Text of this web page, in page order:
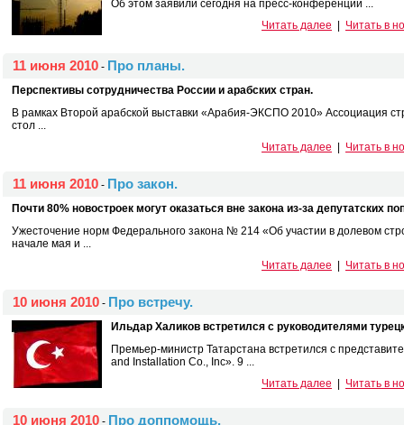
Об этом заявили сегодня на пресс-конференции ...
Читать далее
Читать в
11 июня 2010 - Про планы.
Перспективы сотрудничества России и арабских стран.
В рамках Второй арабской выставки «Арабия-ЭКСПО 2010» Ассоциация
стол ...
Читать далее
Читать в
11 июня 2010 - Про закон.
Почти 80% новостроек могут оказаться вне закона из-за депутатских
Ужесточение норм Федерального закона № 214 «Об участии в долевом
начале мая и ...
Читать далее
Читать в
10 июня 2010 - Про встречу.
Ильдар Халиков встретился с руководителями
Премьер-министр Татарстана встретился с
and Installation Co., Inc». 9 ...
Читать далее
Читать в
10 июня 2010 - Про доппомощь.